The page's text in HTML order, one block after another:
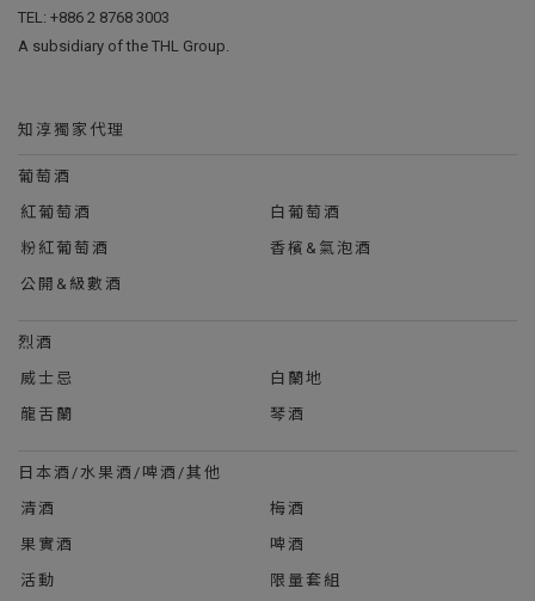
TEL: +886 2 8768 3003
A subsidiary of the THL Group.
知淳獨家代理
葡萄酒
紅葡萄酒
白葡萄酒
粉紅葡萄酒
香檳&氣泡酒
公開&級數酒
烈酒
威士忌
白蘭地
龍舌蘭
琴酒
日本酒/水果酒/啤酒/其他
清酒
梅酒
果實酒
啤酒
活動
限量套組